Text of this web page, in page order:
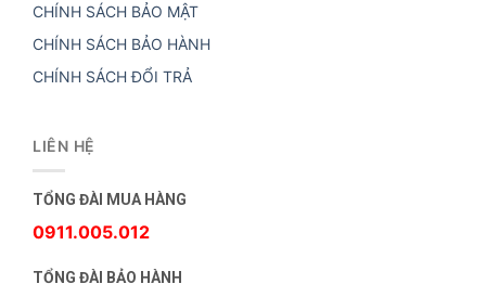
CHÍNH SÁCH BẢO MẬT
CHÍNH SÁCH BẢO HÀNH
CHÍNH SÁCH ĐỔI TRẢ
LIÊN HỆ
TỔNG ĐÀI MUA HÀNG
0911.005.012
TỔNG ĐÀI BẢO HÀNH